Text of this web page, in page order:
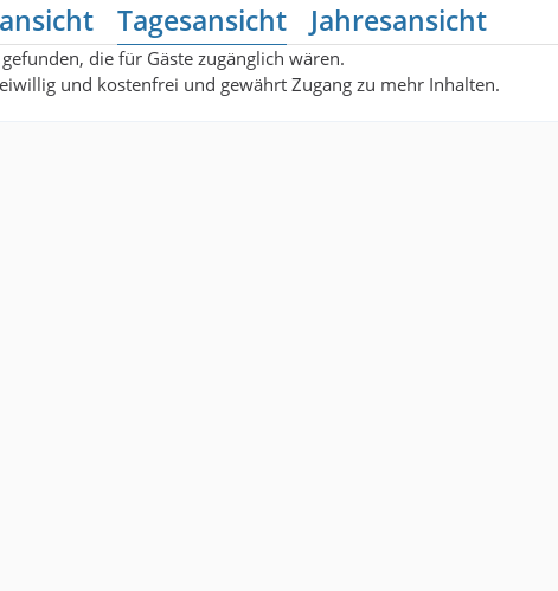
Tagesansicht Jahresansicht
die für Gäste zugänglich wären.
und kostenfrei und gewährt Zugang zu mehr Inhalten.